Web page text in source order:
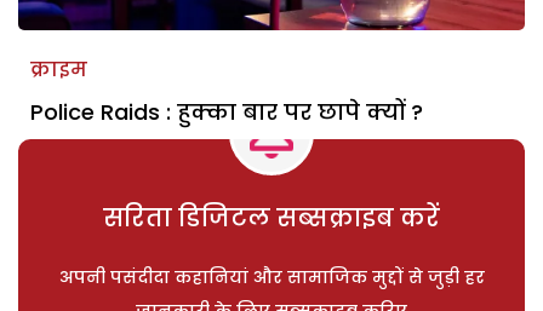
क्राइम
Police Raids : हुक्का बार पर छापे क्यों ?
सरिता डिजिटल सब्सक्राइब करें
अपनी पसंदीदा कहानियां और सामाजिक मुद्दों से जुड़ी हर